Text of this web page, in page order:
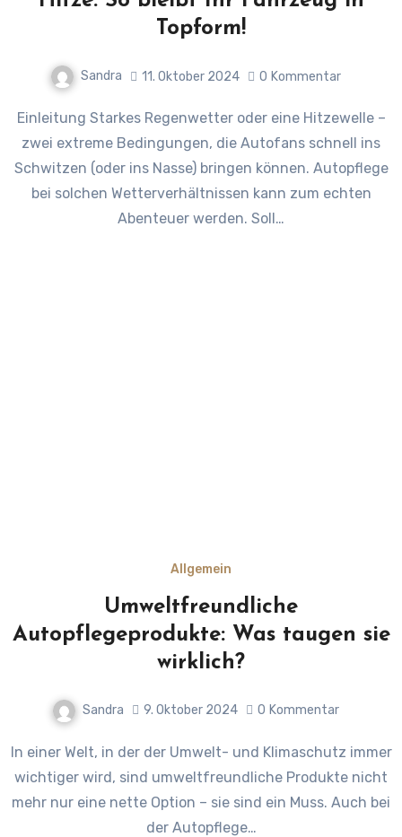
Topform!
Sandra 11. Oktober 2024 0 Kommentar
Einleitung Starkes Regenwetter oder eine Hitzewelle –
zwei extreme Bedingungen, die Autofans schnell ins
Schwitzen (oder ins Nasse) bringen können. Autopflege
bei solchen Wetterverhältnissen kann zum echten
Abenteuer werden. Soll…
Allgemein
Umweltfreundliche
Autopflegeprodukte: Was taugen sie
wirklich?
Sandra 9. Oktober 2024 0 Kommentar
In einer Welt, in der der Umwelt- und Klimaschutz immer
wichtiger wird, sind umweltfreundliche Produkte nicht
mehr nur eine nette Option – sie sind ein Muss. Auch bei
der Autopflege…